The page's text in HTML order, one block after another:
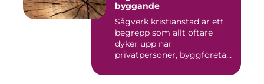
byggande
Sågverk kristianstad är ett
begrepp som allt oftare
dyker upp när
privatpersoner, byggföretag